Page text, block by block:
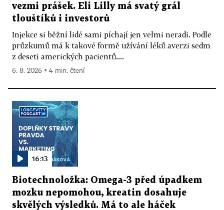
vezmi prášek. Eli Lilly má svatý grál
tlouštíků i investorů
Injekce si běžní lidé sami píchají jen velmi neradi. Podle
průzkumů má k takové formě užívání léků averzi sedm
z deseti amerických pacientů....
6. 8. 2026 ▪ 4 min. čtení
16:13
Biotechnoložka: Omega-3 před úpadkem
mozku nepomohou, kreatin dosahuje
skvělých výsledků. Má to ale háček